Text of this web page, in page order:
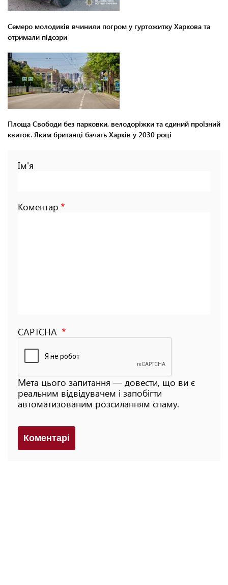
Семеро молодиків вчинили погром у гуртожитку Харкова та
отримали підозри
Площа Свободи без парковки, велодоріжки та єдиний проїзний
квиток. Яким британці бачать Харків у 2030 році
Ім'я
Коментар
CAPTCHA
Мета цього запитання — довести, що ви є
реальним відвідувачем і запобігти
автоматизованим розсиланням спаму.
Коментарi